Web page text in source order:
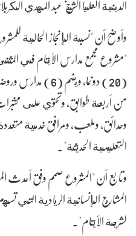
"مشروع مجمع مدارس الأيتام في
(20) دونما،
من أربعة طوابق، وتحتوي على
وحدائق، وملعب، ومرافق خدمية
التعليمية الحديثة".
وتابع أن "المشروع صمم وفق أحدث
المشاريع الإنسانية الريادية التي
لشريحة الأيتام".